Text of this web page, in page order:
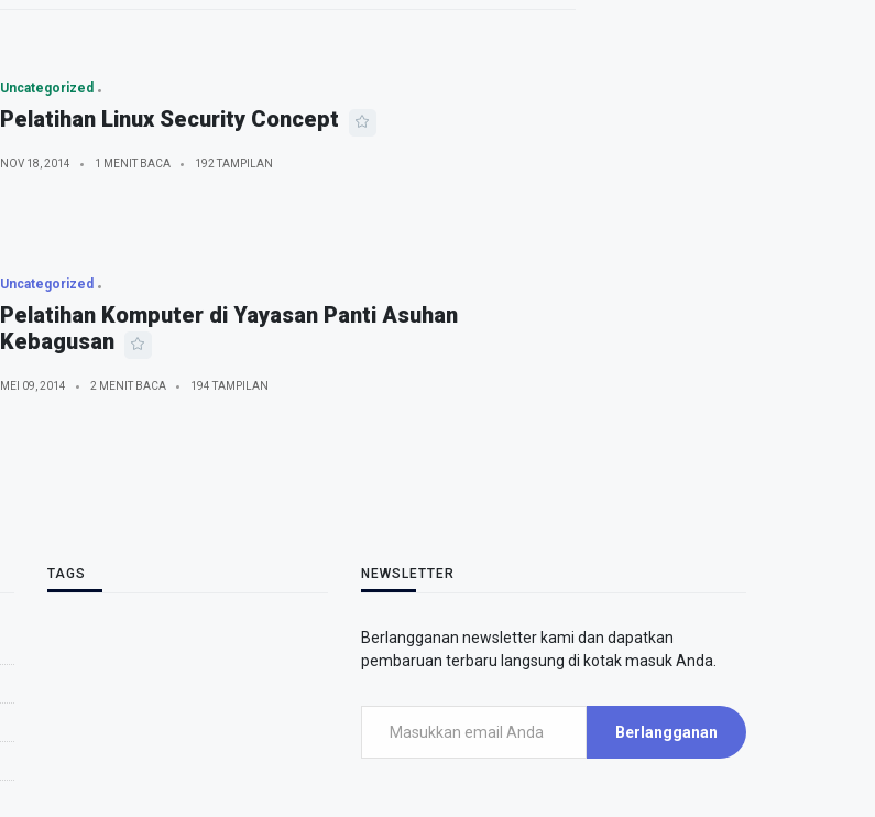
Uncategorized
Pelatihan Linux Security Concept
NOV 18, 2014 1 MENIT BACA 192 TAMPILAN
Uncategorized
Pelatihan Komputer di Yayasan Panti Asuhan
Kebagusan
MEI 09, 2014 2 MENIT BACA 194 TAMPILAN
TAGS NEWSLETTER
Berlangganan newsletter kami dan dapatkan
pembaruan terbaru langsung di kotak masuk Anda.
Berlangganan